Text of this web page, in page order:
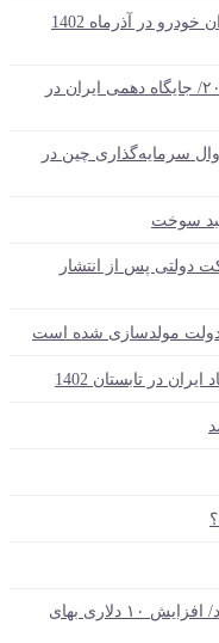
لیست قیمت جدید کارخانه ای محصولات ایران خودرو در آذرماه 1402
تن فولاد خام در ۱۰ ماه ۲۰۲۳/ جایگاه دهمی ایران در
چین در
۲۷۸ شرکت دولتی پس از انتشار
قیمت سکه ۲۸ میلیون و ۹۵۰ هزار تومان شد/ افزایش ۱۰ دلاری بهای